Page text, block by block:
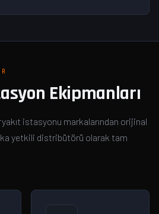
Ekipmanları
istasyonu markalarından orijinal
yetkili distribütörü olarak tam